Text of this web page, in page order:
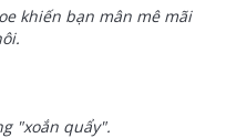
khiến bạn mân mê mãi
"xoắn quẩy".